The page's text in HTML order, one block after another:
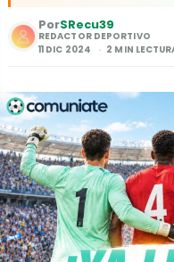
PorSRecu39
REDACTOR DEPORTIVO
11 DIC 2024
2 MIN